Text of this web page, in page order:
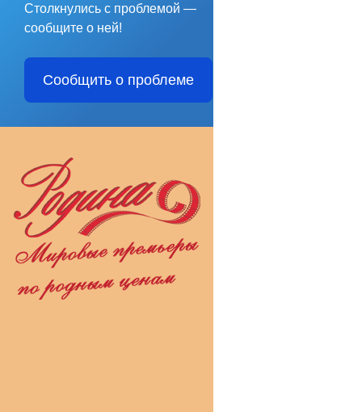
Столкнулись с проблемой —
сообщите о ней!
Сообщить о проблеме